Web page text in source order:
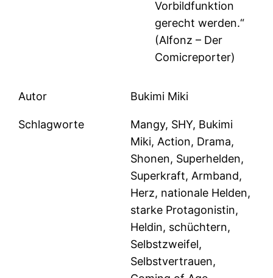
Vorbildfunktion
gerecht werden.“
(Alfonz – Der
Comicreporter)
Autor Bukimi Miki
Schlagworte
Mangy, SHY, Bukimi
Miki, Action, Drama,
Shonen, Superhelden,
Superkraft, Armband,
Herz, nationale Helden,
starke Protagonistin,
Heldin, schüchtern,
Selbstzweifel,
Selbstvertrauen,